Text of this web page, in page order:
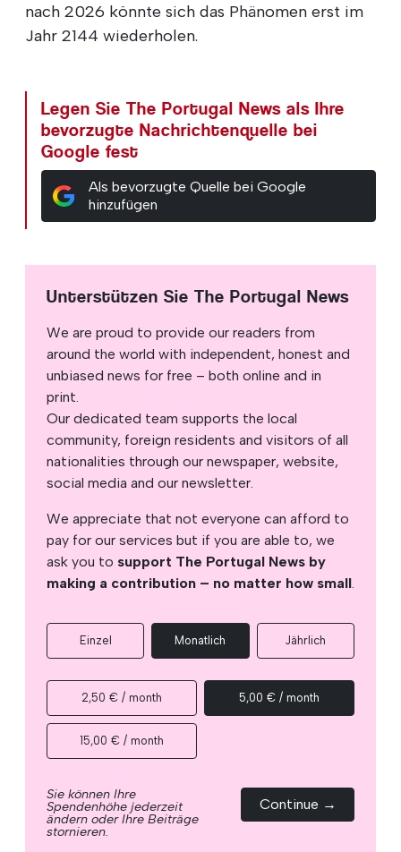
nach 2026 könnte sich das Phänomen erst im
Jahr 2144 wiederholen.
Legen Sie The Portugal News als Ihre
bevorzugte Nachrichtenquelle bei
Google fest
Als bevorzugte Quelle bei Google
hinzufügen
Unterstützen Sie The Portugal News
We are proud to provide our readers from
around the world with independent, honest and
unbiased news for free – both online and in
print.
Our dedicated team supports the local
community, foreign residents and visitors of all
nationalities through our newspaper, website,
social media and our newsletter.
We appreciate that not everyone can afford to
pay for our services but if you are able to, we
ask you to support The Portugal News by
making a contribution – no matter how small.
Einzel Monatlich Jährlich
2,50 € / month 5,00 € / month
15,00 € / month
Sie können Ihre
Spendenhöhe jederzeit
ändern oder Ihre Beiträge
stornieren.
Continue →